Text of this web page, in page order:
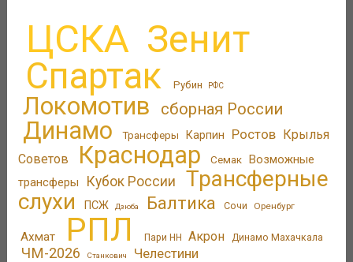
ЦСКА Зенит
Спартак Рубин РФС
Локомотив сборная России
Динамо Трансферы Карпин Ростов Крылья
Советов
Краснодар Семак Возможные
трансферы
Кубок России
Трансферные
слухи
ПСЖ Дзюба Балтика Сочи Оренбург
Ахмат РПЛ Пари НН Акрон Динамо Махачкала
ЧМ-2026 Станкович Челестини